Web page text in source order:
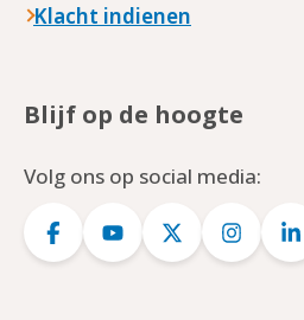
Klacht indienen
Blijf op de hoogte
Volg ons op social media:
Logo
Logo
Logo
Logo